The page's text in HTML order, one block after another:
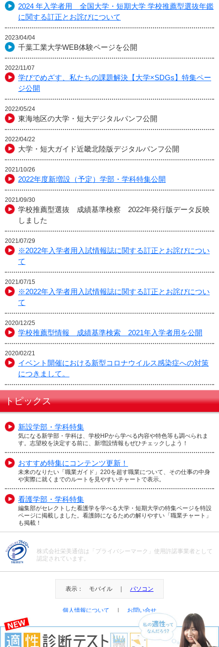
2024 年入学者用 全国大学・短期大学 学校推薦型選抜年鑑
に関する訂正とお詫びについて
2023/04/04
千葉工業大学WEB体験ページを公開
2022/11/07
学びでめざす、私たちの課題解決【大学×SDGs】特集ペー
ジ公開
2022/05/24
東海地区の大学・短大デジタルパンフ公開
2022/04/22
大学・短大ガイド近畿北陸版デジタルパンフ公開
2021/10/26
2022年度新増設（予定）学部・学科特集公開
2021/09/30
学校推薦型選抜 成績基準検察 2022年発行版データ反映
しました
2021/07/29
※2022年入学者用入試情報誌に関する訂正とお詫びについ
て
2021/07/15
※2022年入学者用入試情報誌に関する訂正とお詫びについ
て
2020/12/25
学校推薦型情報 成績基準検索 2021年入学者用を公開
2020/02/21
イベント開催における新型コロナウイルス感染症への対策
につきまして。
トピックス
新設学部・学科特集
気になる新学部・学科は、学校HPから学べる内容や特色等も調べられま
す。志望校を決定する前に、新増設情報もぜひチェックしよう！
おすすめ特集にコンテンツ更新！
未来のなりたい「職業ガイド」220を超す職業について、その仕事の中身
や実際に就くまでのルートを見やすいチャートで表示。
看護学部・学科特集
編集部がセレクトした看護学を学べる大学・短期大学の特集ページを特設
ページに掲載しました。看護師になるための解りやすい「職業チャート」
も掲載！
株式会社栄美通信は「プライバシーマーク」使用許諾事業者として
認定されています。
表示： モバイル ｜ パソコン
個人情報について お問い合せ
＠Eibi Tsushin All Right Reserved.